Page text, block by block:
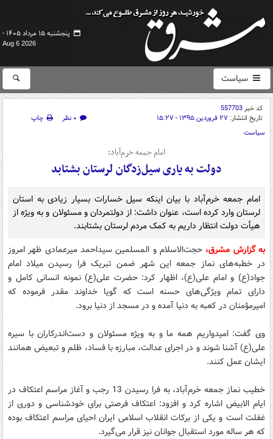
پنجشنبه ۱۵ مرداد ۱۴۰۵ -
Aug 6 2026
سیاست
کد خبر557703
تاریخ انتشار: ۲۷ فروردین ۱۳۹۵ - ۱۵:۲۷ ۰ نظر
چاپ
سیاست
امام جمعه خرم‌آباد:
دولت به یاری سیل‌زدگان لرستان بشتابد
امام جمعه خرم‌آباد با بیان اینکه سیل خسارات بسیار زیادی به استان
لرستان وارد کرده است، عنوان داشت:‌ از دولتمردان و مسئولان و به ویژه از
هیأت دولت انتظار داریم به کمک مردم لرستان بشتابند.
به گزارش مشرق، حجت‌الاسلام و المسلمین سیداحمد میرعمادی ظهر امروز
در خطبه‌های نماز جمعه این شهر ضمن تبریک فرا رسیدن میلاد امام
جواد(ع) و امام علی(ع)، اظهار کرد:‌ حضرت علی(ع) نمونه انسانی کامل و
دارای تمام ویژگی‌های حسنه است که گویا خداوند مقدر فرموده که
امیرمؤمنان در کعبه به دنیا آمده و در مسجد از دنیا برود.
وی گفت:‌ امیدواریم همه ما و به ویژه مسئولان و دست‌اندرکاران با سیره
علی(ع) آشنا شوند و در اجرای عدالت، مبارزه با فساد، ظلم و تبعیض همانند
ایشان عمل کنند.
خطیب نماز جمعه خرم‌آباد، به فرا رسیدن 13 رجب و آغاز مراسم اعتکاف در
ایام الابیض اشاره کرد و افزود: اعتکاف فرصتی برای خودشناسی و دوری از
غفلت است و یکی از برکات انقلاب اسلامی ایران احیای مراسم اعتکاف بوده
که هر ساله مورد استقبال جوانان نیز قرار می‌گیرد.